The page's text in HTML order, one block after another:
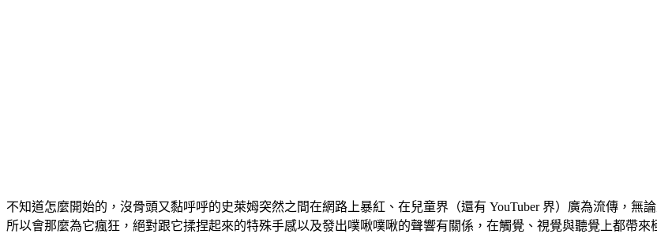
不知道怎麼開始的，沒骨頭又黏呼呼的史萊姆突然之間在網路上暴紅、在兒童界（還有 YouTuber 界）廣為流傳，
所以會那麼為它瘋狂，絕對跟它揉捏起來的特殊手感以及發出噗啾噗啾的聲響有關係，在觸覺、視覺與聽覺上都帶來